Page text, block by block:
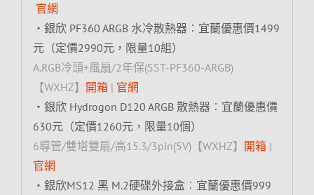
官網
‧銀欣 PF360 ARGB 水冷散熱器︰宜蘭優惠價1499
元（定價2990元，限量10組）
A.RGB冷頭+風扇/2年保(SST-PF360-ARGB)
【WXHZ】 開箱| 官網
‧銀欣 Hydrogon D120 ARGB 散熱器︰宜蘭優惠價
630元（定價1260元，限量10個）
6導管/雙塔雙扇/高15.3/3pin(5V)【WXHZ】 開箱|
官網
‧銀欣MS12 黑 M.2硬碟外接盒︰宜蘭優惠價999